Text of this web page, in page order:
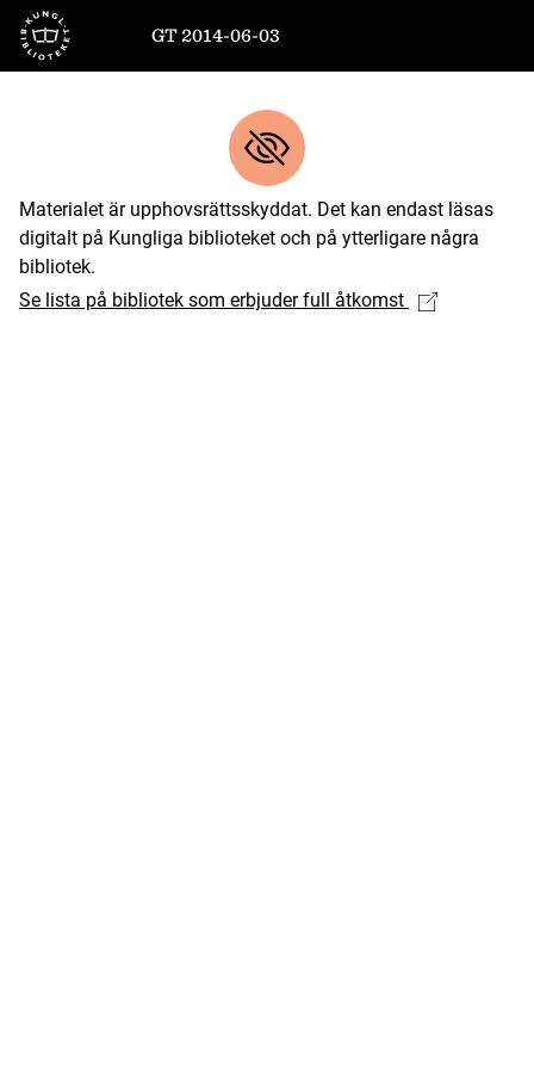
Till startsidan
GT 2014-06-03
Materialet är upphovsrättsskyddat. Det kan endast läsas
digitalt på Kungliga biblioteket och på ytterligare några
bibliotek.
Se lista på bibliotek som erbjuder full åtkomst